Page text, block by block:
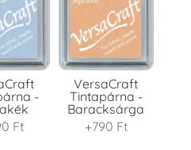
-
Ft
VersaCraft
Tintapárna -
Baracksárga
+790 Ft